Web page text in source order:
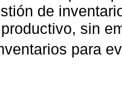
de
sin
para